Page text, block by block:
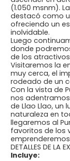
(1.050 msnm).
destacó como
ofreciendo un
inolvidable.
Luego
donde
de los
Visitaremos la
muy cerca, el
rodeado de un
Con la vista de
nos
de Llao Llao, un
naturaleza en
llegaremos al
favoritos de los
DETALLES DE LA
Incluye: